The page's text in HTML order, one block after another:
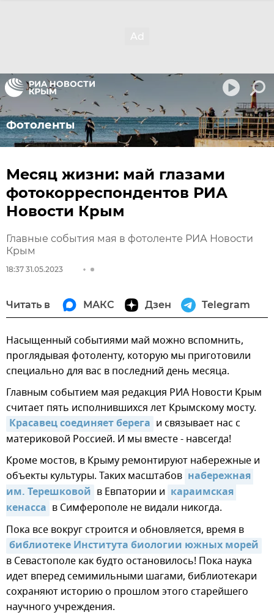
Фотоленты
Месяц жизни: май глазами
фотокорреспондентов РИА
Новости Крым
Главные события мая в фотоленте РИА Новости
Крым
18:37 31.05.2023
Читать в МАКС Дзен Telegram
Насыщенный событиями май можно вспомнить,
проглядывая фотоленту, которую мы приготовили
специально для вас в последний день месяца.
Главным событием мая редакция РИА Новости Крым
считает пять исполнившихся лет Крымскому мосту.
Красавец соединяет берега и связывает нас с
материковой Россией. И мы вместе - навсегда!
Кроме мостов, в Крыму ремонтируют набережные и
объекты культуры. Таких масштабов набережная
им. Терешковой в Евпатории и караимская
кенасса в Симферополе не видали никогда.
Пока все вокруг строится и обновляется, время в
библиотеке Института биологии южных морей
в Севастополе как будто остановилось! Пока наука
идет вперед семимильными шагами, библиотекари
сохраняют историю о прошлом этого старейшего
научного учреждения.